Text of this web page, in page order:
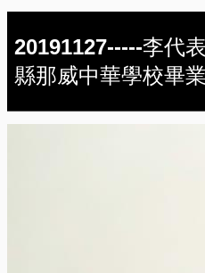
20191127-----李代
縣那威中華學校畢